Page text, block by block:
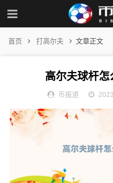
首页 打高尔夫 文章正文
高尔夫球杆怎
币报道